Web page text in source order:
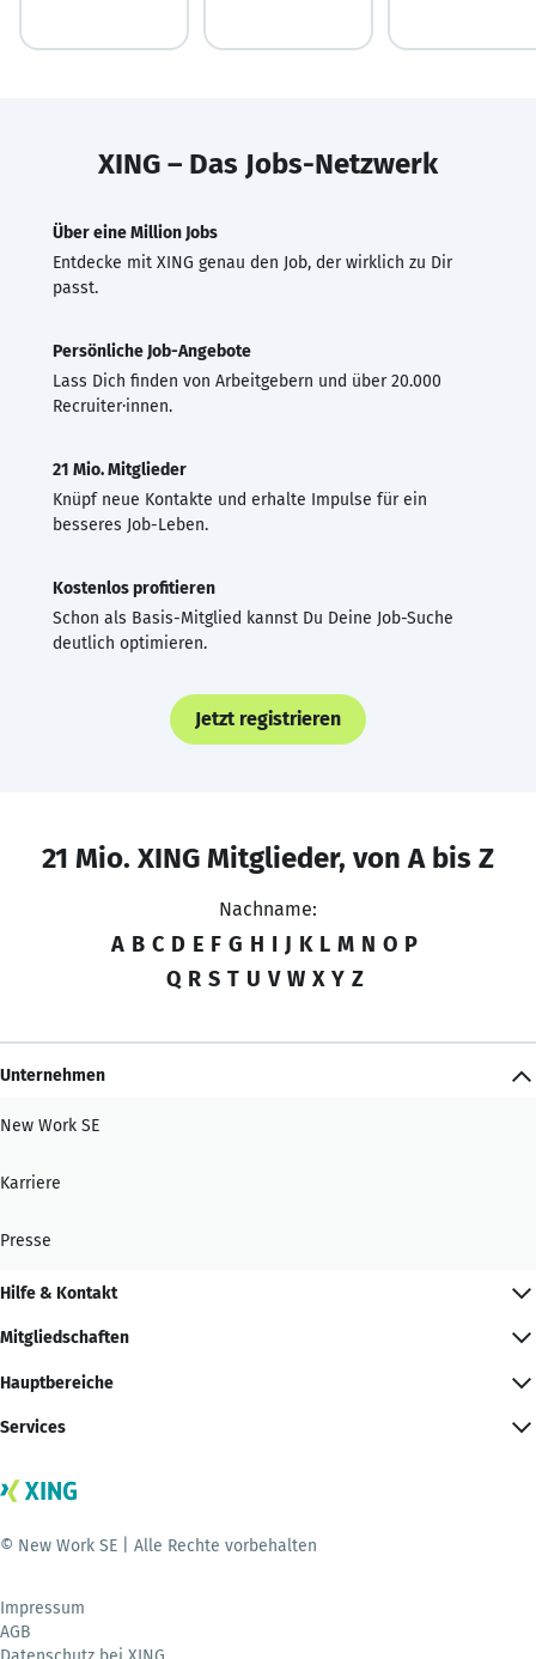
XING – Das Jobs-Netzwerk
Über eine Million Jobs
Entdecke mit XING genau den Job, der wirklich zu Dir
passt.
Persönliche Job-Angebote
Lass Dich finden von Arbeitgebern und über 20.000
Recruiter·innen.
21 Mio. Mitglieder
Knüpf neue Kontakte und erhalte Impulse für ein
besseres Job-Leben.
Kostenlos profitieren
Schon als Basis-Mitglied kannst Du Deine Job-Suche
deutlich optimieren.
Jetzt registrieren
21 Mio. XING Mitglieder, von A bis Z
Nachname:
A B C D E F G H I J K L M N O P
Q R S T U V W X Y Z
Unternehmen
New Work SE
Karriere
Presse
Hilfe & Kontakt
Mitgliedschaften
Hauptbereiche
Services
© New Work SE | Alle Rechte vorbehalten
Impressum
AGB